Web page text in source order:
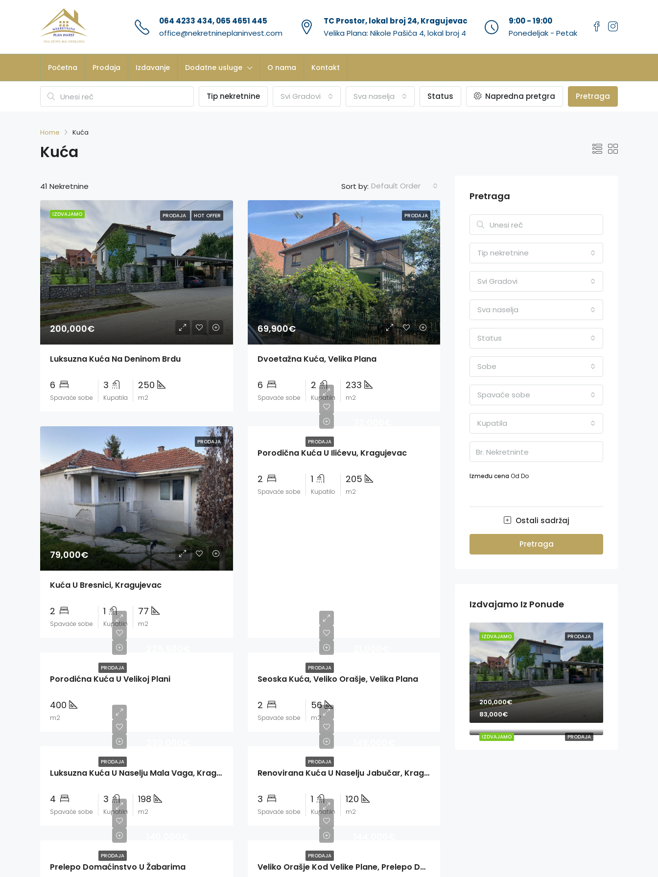
064 4233 434, 065 4651 445
office@nekretnineplaninvest.com
TC Prostor, lokal broj 24, Kragujevac
Velika Plana: Nikole Pašića 4, lokal broj 4
9:00 - 19:00
Ponedeljak - Petak
Početna Prodaja Izdavanje Dodatne usluge O nama Kontakt
Tip nekretnine Svi Gradovi Sva naselja Status Napredna pretgra Pretraga
Home Kuća
Kuća
41 Nekretnine Sort by: Default Order
IZDVAJAMO PRODAJA HOT OFFER
200,000€
Luksuzna Kuća Na Deninom Brdu
6
Spavaće sobe
3
Kupatila
250
m2
PRODAJA
69,900€
Dvoetažna Kuća, Velika Plana
6
Spavaće sobe
2
Kupatila
233
m2
PRODAJA
79,000€
Kuća U Bresnici, Kragujevac
2
Spavaće sobe
1
Kupatilo
77
m2
PRODAJA
Porodična Kuća U Ilićevu, Kragujevac
2
Spavaće sobe
1
Kupatilo
205
m2
PRODAJA
Porodićna Kuća U Velikoj Plani
400
m2
PRODAJA
Seoska Kuća, Veliko Orašje, Velika Plana
2
Spavaće sobe
56
m2
PRODAJA
Luksuzna Kuća U Naselju Mala Vaga, Kragujevac
4
Spavaće sobe
3
Kupatila
198
m2
PRODAJA
Renovirana Kuća U Naselju Jabučar, Kragujevac
3
Spavaće sobe
1
Kupatilo
120
m2
PRODAJA
Prelepo Domaćinstvo U Žabarima
PRODAJA
Veliko Orašje Kod Velike Plane, Prelepo Domaćinstvo
Pretraga
Tip nekretnine
Svi Gradovi
Sva naselja
Status
Sobe
Spavaće sobe
Kupatila
Između cena Od Do
Ostali sadržaj
Pretraga
Izdvajamo Iz Ponude
PRODAJA
IZDVAJAMO
200,000€
PRODAJA
IZDVAJAMO
83,000€